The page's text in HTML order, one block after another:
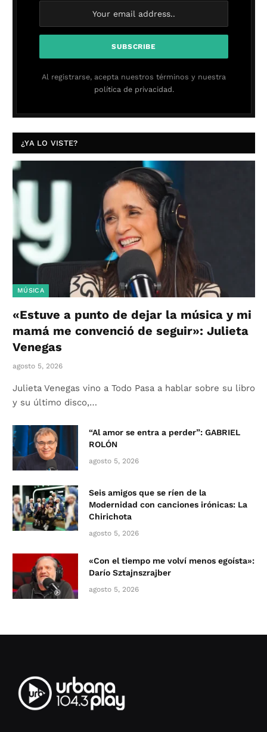
Al registrarse, acepta nuestros términos y nuestra
política de privacidad.
¿YA LO VISTE?
MÚSICA
«Estuve a punto de dejar la música y mi
mamá me convenció de seguir»: Julieta
Venegas
agosto 5, 2026
Julieta Venegas vino a Todo Pasa a hablar sobre su libro
y su último disco,…
“Al amor se entra a perder”: GABRIEL
ROLÓN
agosto 5, 2026
Seis amigos que se ríen de la
Modernidad con canciones irónicas: La
Chirichota
agosto 5, 2026
«Con el tiempo me volví menos egoísta»:
Darío Sztajnszrajber
agosto 5, 2026